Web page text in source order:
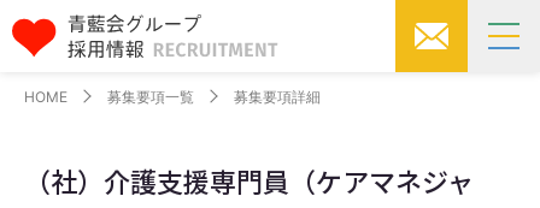
HOME 募集要項一覧 募集要項詳細
（社）介護支援専門員（ケアマネジャ